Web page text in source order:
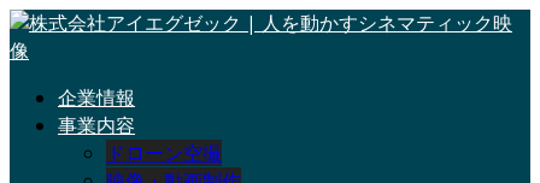
企業情報
事業内容
ドローン空撮